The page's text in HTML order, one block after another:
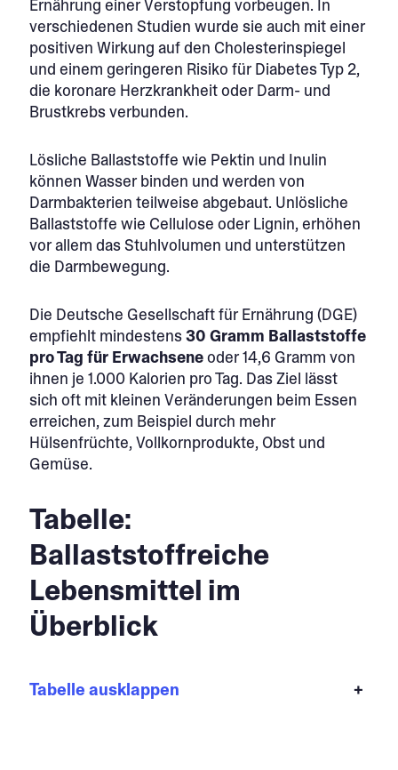
Ernährung einer Verstopfung vorbeugen. In
verschiedenen Studien wurde sie auch mit einer
positiven Wirkung auf den Cholesterinspiegel
und einem geringeren Risiko für Diabetes Typ 2,
die koronare Herzkrankheit oder Darm- und
Brustkrebs verbunden.
Lösliche Ballaststoffe wie Pektin und Inulin
können Wasser binden und werden von
Darmbakterien teilweise abgebaut. Unlösliche
Ballaststoffe wie Cellulose oder Lignin, erhöhen
vor allem das Stuhlvolumen und unterstützen
die Darmbewegung.
Die Deutsche Gesellschaft für Ernährung (DGE)
empfiehlt mindestens30 Gramm Ballaststoffe
pro Tag für Erwachseneoder 14,6 Gramm von
ihnen je 1.000 Kalorien pro Tag. Das Ziel lässt
sich oft mit kleinen Veränderungen beim Essen
erreichen, zum Beispiel durch mehr
Hülsenfrüchte, Vollkornprodukte, Obst und
Gemüse.
Tabelle:
Ballaststoffreiche
Lebensmittel im
Überblick
Tabelle ausklappen +